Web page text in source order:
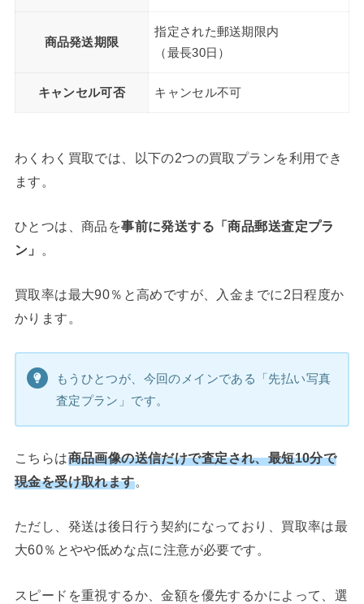
商品発送期限
指定された郵送期限内
（最長30日）
キャンセル可否 キャンセル不可
わくわく買取では、以下の2つの買取プランを利用でき
ます。
ひとつは、商品を事前に発送する「商品郵送査定プラ
ン」
。
買取率は最大90％と高めですが、入金までに2日程度か
かります。
もうひとつが、今回のメインである「先払い写真
査定プラン」です。
こちらは商品画像の送信だけで査定され、最短10分で
現金を受け取れます。
ただし、発送は後日行う契約になっており、買取率は最
大60％とやや低めな点に注意が必要です。
スピードを重視するか、金額を優先するかによって、選